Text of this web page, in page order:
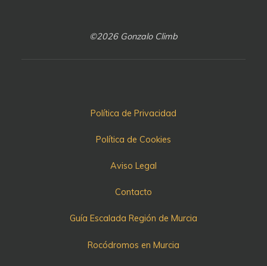
©2026 Gonzalo Climb
Política de Privacidad
Política de Cookies
Aviso Legal
Contacto
Guía Escalada Región de Murcia
Rocódromos en Murcia